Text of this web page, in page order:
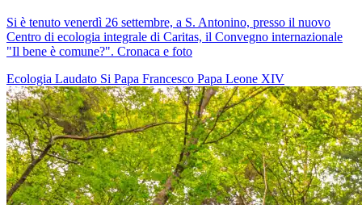
Si è tenuto venerdì 26 settembre, a S. Antonino, presso il nuovo
Centro di ecologia integrale di Caritas, il Convegno internazionale
"Il bene è comune?". Cronaca e foto
Ecologia Laudato Si Papa Francesco Papa Leone XIV